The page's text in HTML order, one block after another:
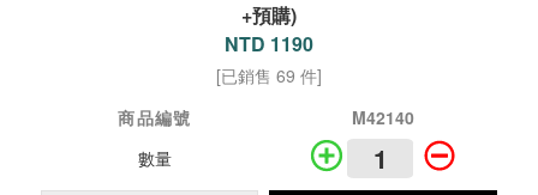
+預購)
NTD 1190
[已銷售 69 件]
商品編號
M42140
數量